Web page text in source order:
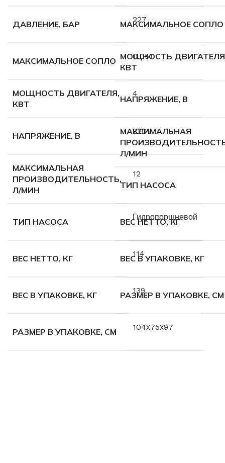
ДАВЛЕНИЕ, БАР 227
МАКСИМАЛЬНОЕ СОПЛО 0.051
МОЩНОСТЬ ДВИГАТЕЛЯ,
КВТ
4
НАПРЯЖЕНИЕ, В 220V
МАКСИМАЛЬНАЯ
ПРОИЗВОДИТЕЛЬНОСТЬ,
Л/МИН
12
ТИП НАСОСА Гидропоршневой
ВЕС НЕТТО, КГ 114
ВЕС В УПАКОВКЕ, КГ 139
РАЗМЕР В УПАКОВКЕ, СМ 104х75х97
МАКСИМАЛЬНОЕ СОПЛО
МОЩНОСТЬ
КВТ
НАПРЯЖЕНИЕ, В
МАКСИМАЛЬНАЯ
Л/МИН
ТИП НАСОСА
ВЕС НЕТТО, КГ
ВЕС В УПАКОВКЕ, КГ
РАЗМЕР В УПАКОВКЕ, СМ